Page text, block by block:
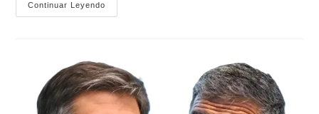
Continuar Leyendo
De
Bianco,
Batakis
Y
López:
«Destacaron